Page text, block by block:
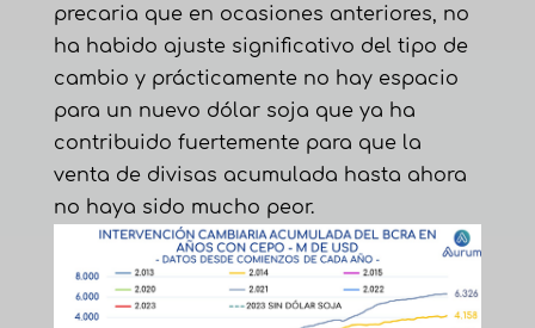
precaria que en ocasiones anteriores, no
ha habido ajuste significativo del tipo de
cambio y prácticamente no hay espacio
para un nuevo dólar soja que ya ha
contribuido fuertemente para que la
venta de divisas acumulada hasta ahora
no haya sido mucho peor.